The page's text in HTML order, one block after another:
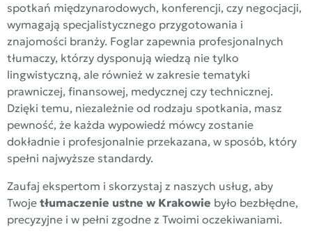
spotkań międzynarodowych, konferencji, czy negocjacji,
wymagają specjalistycznego przygotowania i
znajomości branży. Foglar zapewnia profesjonalnych
tłumaczy, którzy dysponują wiedzą nie tylko
lingwistyczną, ale również w zakresie tematyki
prawniczej, finansowej, medycznej czy technicznej.
Dzięki temu, niezależnie od rodzaju spotkania, masz
pewność, że każda wypowiedź mówcy zostanie
dokładnie i profesjonalnie przekazana, w sposób, który
spełni najwyższe standardy.
Zaufaj ekspertom i skorzystaj z naszych usług, aby
Twoje tłumaczenie ustne w Krakowie było bezbłędne,
precyzyjne i w pełni zgodne z Twoimi oczekiwaniami.